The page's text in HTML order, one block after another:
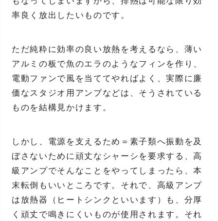
率良く放出したいものです。
ただ純粋に効率の良い放熱を考えるなら、薄い
アルミの板で魚のエラのようなフィンを作り、
電動ファンで風を当ててやればよく、実際に廉
価なスタジオ用アンプなどは、そうされている
ものを結構見かけます。
しかし、電源を支えるため＝素子類へ振動を及
ぼさないために頑丈なシャーシを要求する、高
級アンプでそんなことをやってしまったら、本
末転倒もいいところです。それで、高級アンプ
は放熱器（ヒートシンクといいます）も、分厚
く頑丈で鳴きにくいものが使用されます。それ